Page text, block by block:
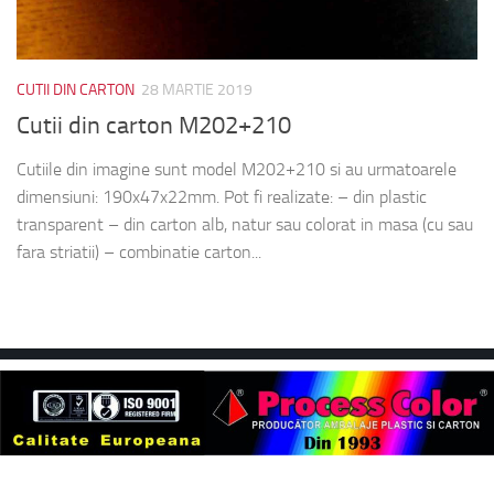
CUTII DIN CARTON 28 MARTIE 2019
Cutii din carton M202+210
Cutiile din imagine sunt model M202+210 si au urmatoarele
dimensiuni: 190x47x22mm. Pot fi realizate: – din plastic
transparent – din carton alb, natur sau colorat in masa (cu sau
fara striatii) – combinatie carton...